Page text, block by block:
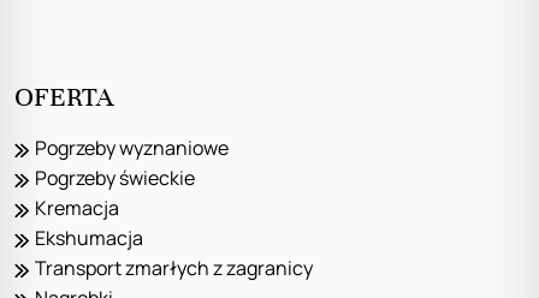
OFERTA
Pogrzeby wyznaniowe
Pogrzeby świeckie
Kremacja
Ekshumacja
Transport zmarłych z zagranicy